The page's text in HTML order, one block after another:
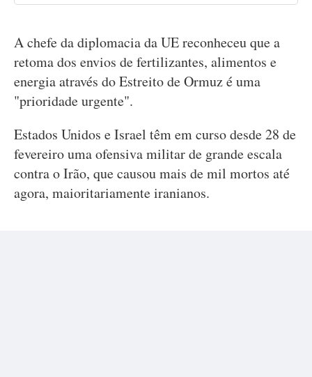
A chefe da diplomacia da UE reconheceu que a
retoma dos envios de fertilizantes, alimentos e
energia através do Estreito de Ormuz é uma
"prioridade urgente".
Estados Unidos e Israel têm em curso desde 28 de
fevereiro uma ofensiva militar de grande escala
contra o Irão, que causou mais de mil mortos até
agora, maioritariamente iranianos.